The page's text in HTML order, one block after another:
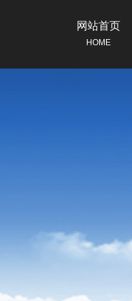
网站首页
HOME